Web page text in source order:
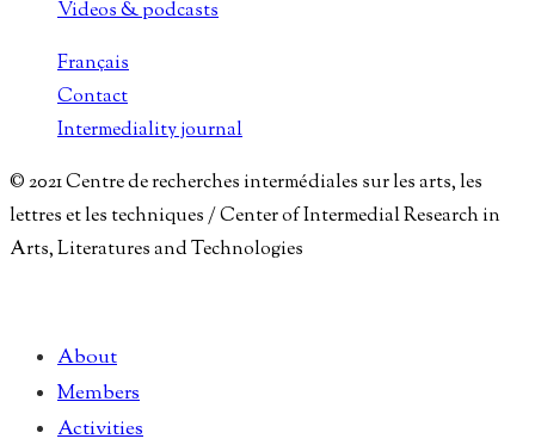
Videos & podcasts
Français
Contact
Intermediality journal
© 2021 Centre de recherches intermédiales sur les arts, les
lettres et les techniques / Center of Intermedial Research in
Arts, Literatures and Technologies
About
Members
Activities